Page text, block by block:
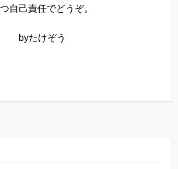
自己責任でどうぞ。
ぞう